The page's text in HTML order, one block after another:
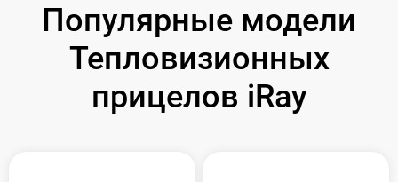
Популярные модели
Тепловизионных
прицелов iRay